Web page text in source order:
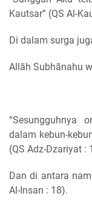
Kautsar” (QS Al-
Di dalam surga
Allāh Subhānahu
“Sesungguhnya
dalam kebun-
(QS Adz-Dzariyat :
Dan di antara
Al-Insan : 18).